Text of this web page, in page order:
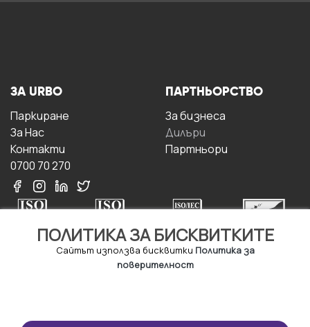
ПОЛИТИКА ЗА БИСКВИТКИТЕ
Сайтът използва бисквитки Политика за
поверителност
ЗА URBO
Паркиране
За Hас
Контакти
0700 70 270
ПАРТНЬОРСТВО
За бизнесa
Дилъри
Партньори
Правила и условия за